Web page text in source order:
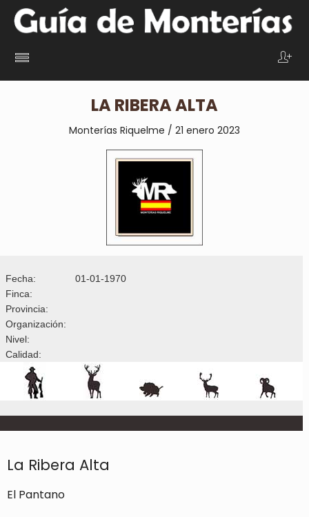
LA RIBERA ALTA
Monterías Riquelme / 21 enero 2023
Fecha:
01-01-1970
Finca:
Provincia:
Organización:
Nivel:
Calidad:
La Ribera Alta
El Pantano